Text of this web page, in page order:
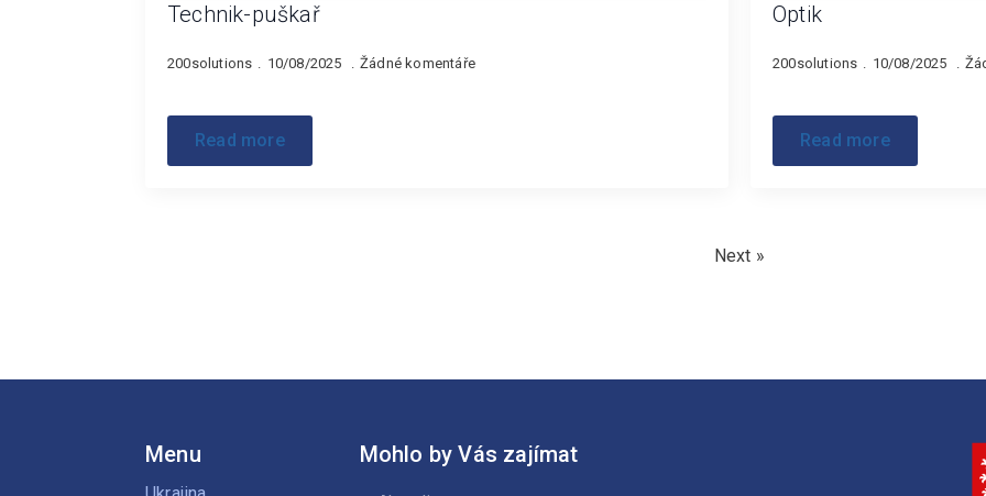
Technik-puškař
200solutions 10/08/2025 Žádné komentáře
Read more
Optik
200solutions 10/08/2025
Read more
Next »
Menu Mohlo by Vás zajímat